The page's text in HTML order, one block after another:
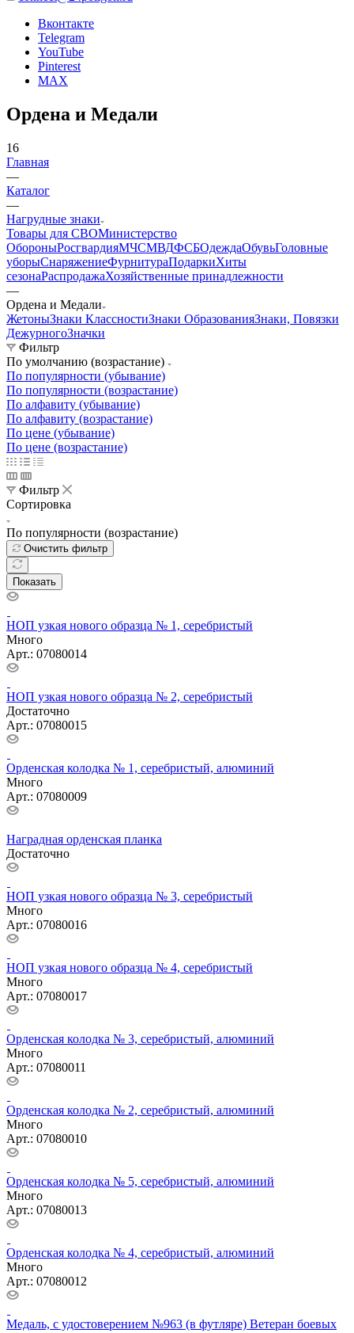
+7 800 600-53-06
Контактная информация
г. Красноярск ул. Алексеева 46
connect@24poligon.ru
Telegram
MAX
Ордена и Медали
16
Главная
—
Каталог
—
Нагрудные знаки
Товары для СВОМинистерство
ОбороныРосгвардияМЧСМВДФСБОдеждаОбувьГоловные
уборыСнаряжение
сезонаРаспродажа
Хозяйственные принадлежности
—
Ордена и Медали
ЖетоныЗнаки КлассностиЗнаки Образования
ДежурногоЗначки
Фильтр
По умолчанию (возрастание)
По популярности (убывание)
По популярности (возрастание)
По алфавиту (убывание)
По алфавиту (возрастание)
По цене (убывание)
По цене (возрастание)
Фильтр
Сортировка
Очистить фильтр
Показать
НОП узкая нового образца № 1, серебристый
Много
Арт.: 07080014
НОП узкая нового образца № 2, серебристый
Достаточно
Арт.: 07080015
Орденская колодка № 1, серебристый, алюминий
Много
Арт.: 07080009
Наградная орденская планка
Достаточно
НОП узкая нового образца № 3, серебристый
Много
Арт.: 07080016
НОП узкая нового образца № 4, серебристый
Много
Арт.: 07080017
Орденская колодка № 3, серебристый, алюминий
Много
Арт.: 07080011
Орденская колодка № 2, серебристый, алюминий
Много
Арт.: 07080010
Орденская колодка № 5, серебристый, алюминий
Много
Арт.: 07080013